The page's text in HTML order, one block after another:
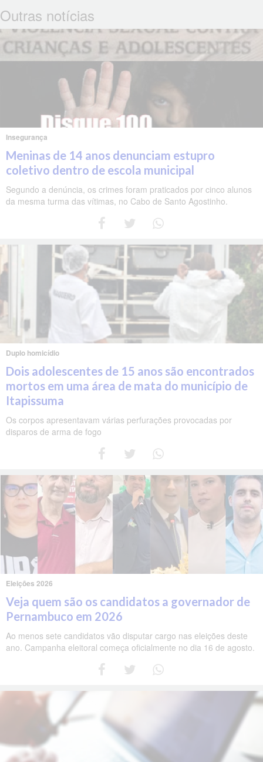
Outras notícias
Insegurança
Meninas de 14 anos denunciam estupro
coletivo dentro de escola municipal
Segundo a denúncia, os crimes foram praticados por cinco alunos
da mesma turma das vítimas, no Cabo de Santo Agostinho.
Duplo homicídio
Dois adolescentes de 15 anos são encontrados
mortos em uma área de mata do município de
Itapissuma
Os corpos apresentavam várias perfurações provocadas por
disparos de arma de fogo
Eleições 2026
Veja quem são os candidatos a governador de
Pernambuco em 2026
Ao menos sete candidatos vão disputar cargo nas eleições deste
ano. Campanha eleitoral começa oficialmente no dia 16 de agosto.